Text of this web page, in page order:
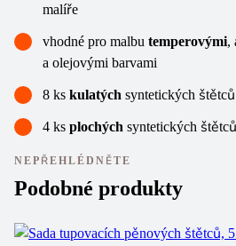
malíře
vhodné pro malbu temperovými,
a olejovými barvami
8 ks kulatých syntetických štětců
4 ks plochých syntetických štětců
NEPŘEHLÉDNĚTE
Podobné produkty